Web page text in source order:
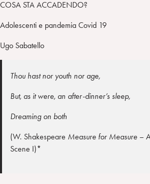
COSA STA ACCADENDO?
Adolescenti e pandemia Covid 19
Ugo Sabatello
Thou hast nor youth nor age,
But, as it were, an after-dinner’s sleep,
Dreaming on both
(W. Shakespeare Measure for Measure –
Scene I)*